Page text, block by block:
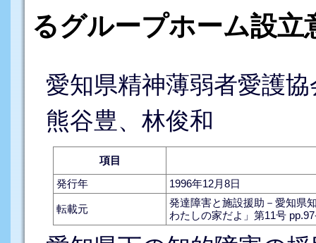
るグループホーム設立
愛知県精神薄弱者愛護協
熊谷豊、林俊和
項目
発行年
1996年12月8日
転載元
発達障害と施設援助－愛知県
わたしの家だよ」第11号